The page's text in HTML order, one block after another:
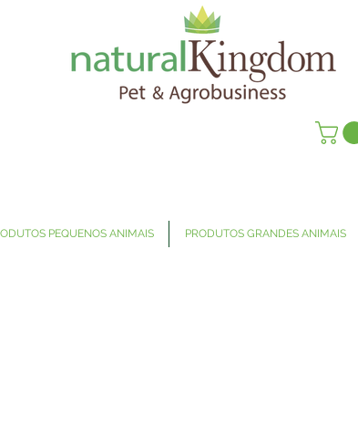
PEQUENOS ANIMAIS PRODUTOS GRANDES ANIMAIS